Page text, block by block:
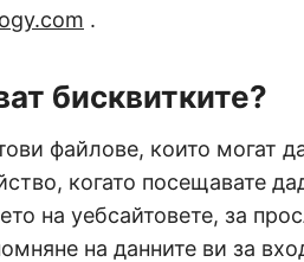
.
бисквитките?
файлове, които могат
когато посещавате
на уебсайтовете, за
на данните ви за